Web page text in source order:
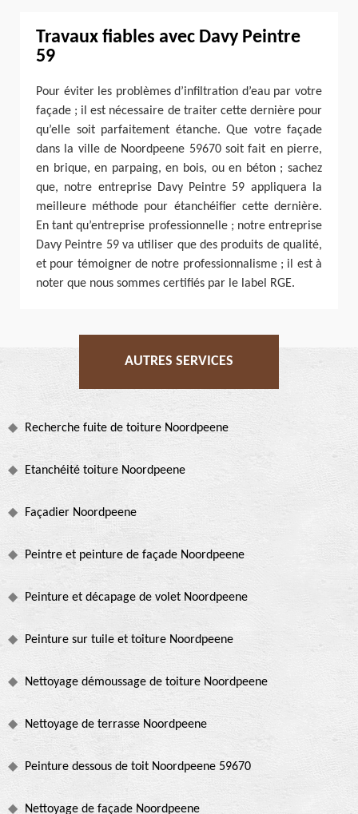
Travaux fiables avec Davy Peintre
59
Pour éviter les problèmes d’infiltration d’eau par votre
façade ; il est nécessaire de traiter cette dernière pour
qu’elle soit parfaitement étanche. Que votre façade
dans la ville de Noordpeene 59670 soit fait en pierre,
en brique, en parpaing, en bois, ou en béton ; sachez
que, notre entreprise Davy Peintre 59 appliquera la
meilleure méthode pour étanchéifier cette dernière.
En tant qu’entreprise professionnelle ; notre entreprise
Davy Peintre 59 va utiliser que des produits de qualité,
et pour témoigner de notre professionnalisme ; il est à
noter que nous sommes certifiés par le label RGE.
AUTRES SERVICES
Recherche fuite de toiture Noordpeene
Etanchéité toiture Noordpeene
Façadier Noordpeene
Peintre et peinture de façade Noordpeene
Peinture et décapage de volet Noordpeene
Peinture sur tuile et toiture Noordpeene
Nettoyage démoussage de toiture Noordpeene
Nettoyage de terrasse Noordpeene
Peinture dessous de toit Noordpeene 59670
Nettoyage de façade Noordpeene